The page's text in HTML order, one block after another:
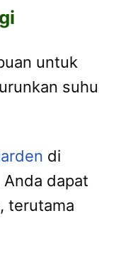
untuk
suhu
di
dapat
terutama